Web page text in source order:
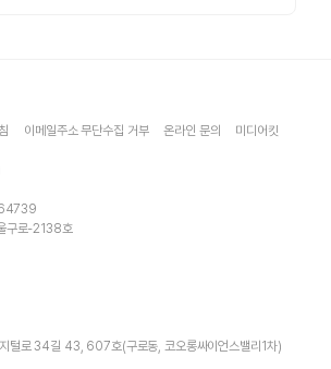
이메일주소 무단수집 거부 온라인 문의 미디어킷
구로-2138호
털로 34길 43, 607호(구로동, 코오롱싸이언스밸리1차)